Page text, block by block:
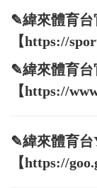
✎緯來體育台
【https://
✎緯來體育台
【https://
✎緯來體育台
【https://